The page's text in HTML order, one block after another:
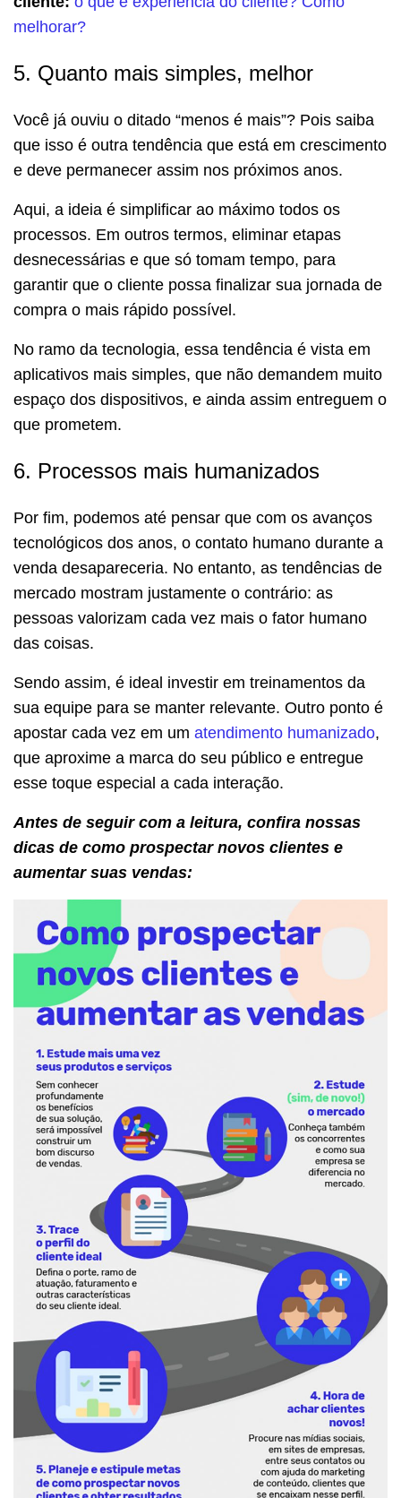
melhorar?
5. Quanto mais simples, melhor
Você já ouviu o ditado “menos é mais”? Pois saiba
que isso é outra tendência que está em crescimento
e deve permanecer assim nos próximos anos.
Aqui, a ideia é simplificar ao máximo todos os
processos. Em outros termos, eliminar etapas
desnecessárias e que só tomam tempo, para
garantir que o cliente possa finalizar sua jornada de
compra o mais rápido possível.
No ramo da tecnologia, essa tendência é vista em
aplicativos mais simples, que não demandem muito
espaço dos dispositivos, e ainda assim entreguem o
que prometem.
6. Processos mais humanizados
Por fim, podemos até pensar que com os avanços
tecnológicos dos anos, o contato humano durante a
venda desapareceria. No entanto, as tendências de
mercado mostram justamente o contrário: as
pessoas valorizam cada vez mais o fator humano
das coisas.
Sendo assim, é ideal investir em treinamentos da
sua equipe para se manter relevante. Outro ponto é
apostar cada vez em um atendimento humanizado,
que aproxime a marca do seu público e entregue
esse toque especial a cada interação.
Antes de seguir com a leitura, confira nossas
dicas de como prospectar novos clientes e
aumentar suas vendas: